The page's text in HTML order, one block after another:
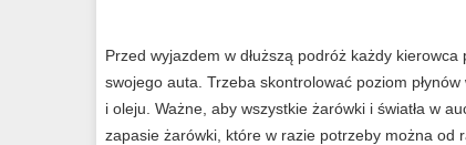
Przed wyjazdem w dłuższą podróż każdy
swojego auta. Trzeba skontrolować poziom
i oleju. Ważne, aby wszystkie żarówki i światła w
zapasie żarówki, które w razie potrzeby można od